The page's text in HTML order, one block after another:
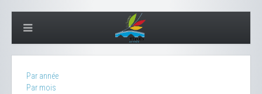
Par année
Par mois